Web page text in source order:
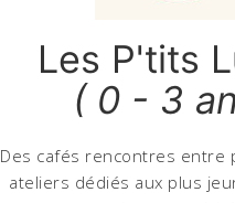
Les P'tits
( 0 - 3
Des cafés rencontres entre
ateliers dédiés aux plus